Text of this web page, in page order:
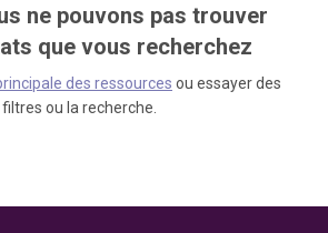
ne pouvons pas trouver
que vous recherchez
des ressources ou essayer des
filtres ou la recherche.